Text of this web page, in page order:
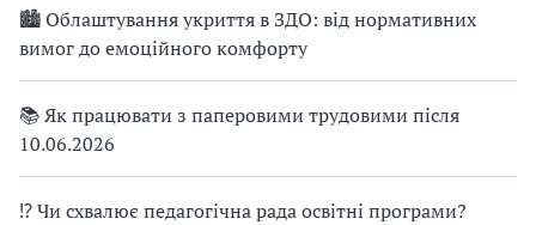
🏙 Облаштування укриття в ЗДО: від нормативних
вимог до емоційного комфорту
📚 Як працювати з паперовими трудовими після
10.06.2026
⁉ Чи схвалює педагогічна рада освітні програми?